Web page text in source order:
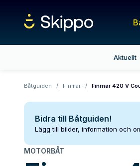
Aktuellt
Båtguiden / Finmar / Finmar 420 V
Bidra till Båtguiden!
Lägg till bilder, information och
MOTORBÅT